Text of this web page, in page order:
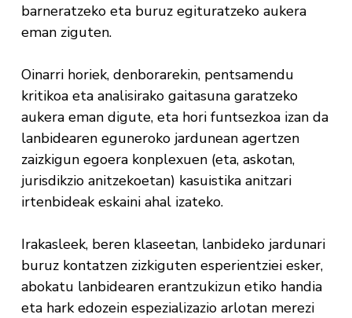
barneratzeko eta buruz egituratzeko aukera
eman ziguten.
Oinarri horiek, denborarekin, pentsamendu
kritikoa eta analisirako gaitasuna garatzeko
aukera eman digute, eta hori funtsezkoa izan da
lanbidearen eguneroko jardunean agertzen
zaizkigun egoera konplexuen (eta, askotan,
jurisdikzio anitzekoetan) kasuistika anitzari
irtenbideak eskaini ahal izateko.
Irakasleek, beren klaseetan, lanbideko jardunari
buruz kontatzen zizkiguten esperientziei esker,
abokatu lanbidearen erantzukizun etiko handia
eta hark edozein espezializazio arlotan merezi